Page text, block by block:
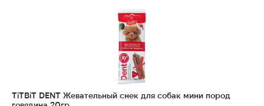
TiTBiT DENT Жевательный снек для собак мини пород